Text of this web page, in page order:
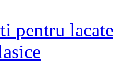
pentru lacate